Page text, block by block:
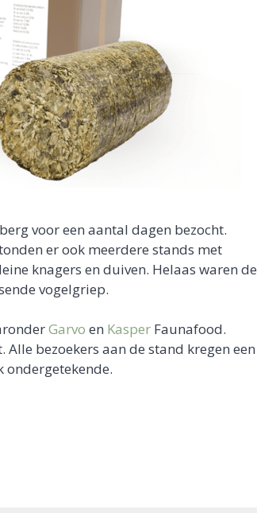
voor een aantal dagen bezocht.
er ook meerdere stands met
knagers en duiven. Helaas waren de
vogelgriep.
Garvo en Kasper Faunafood.
bezoekers aan de stand kregen een
ondergetekende.